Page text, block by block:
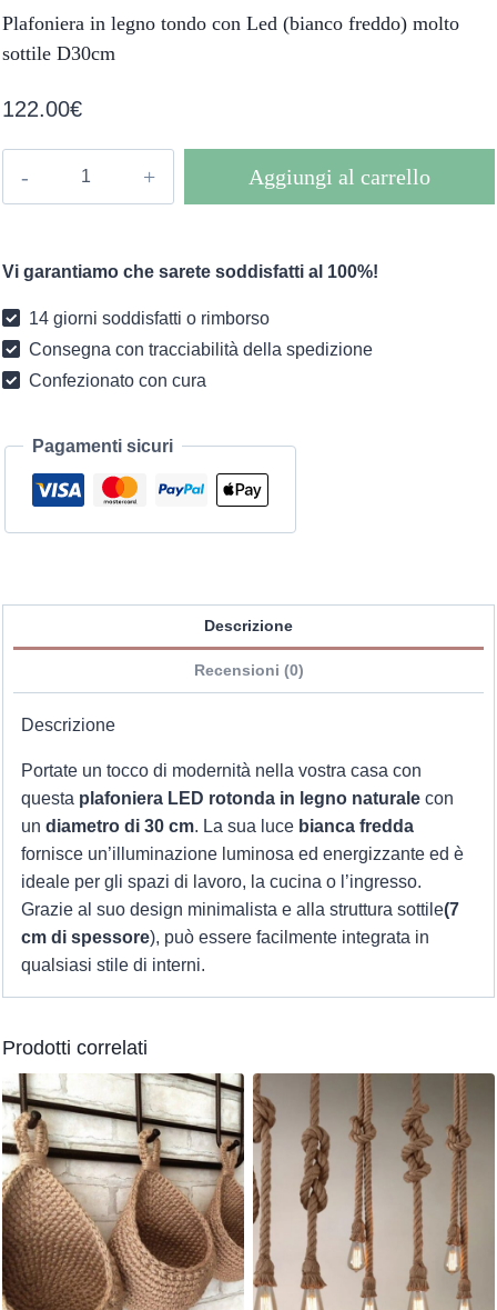
Plafoniera in legno tondo con Led (bianco freddo) molto
sottile D30cm
122.00€
con
(bianco
freddo)
molto
D30cm
Aggiungi al carrello
Vi garantiamo che sarete soddisfatti al 100%!
14 giorni soddisfatti o rimborso
Consegna con tracciabilità della spedizione
Confezionato con cura
Pagamenti sicuri
Descrizione
Recensioni (0)
Descrizione
Portate un tocco di modernità nella vostra casa con
questa plafoniera LED rotonda in legno naturalecon
un diametro di 30 cm. La sua luce bianca fredda
fornisce un’illuminazione luminosa ed energizzante ed è
ideale per gli spazi di lavoro, la cucina o l’ingresso.
Grazie al suo design minimalista e alla struttura sottile(7
cm di spessore), può essere facilmente integrata in
qualsiasi stile di interni.
Prodotti correlati